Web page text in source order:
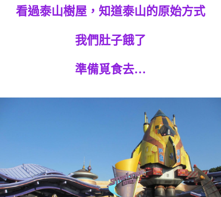
看過泰山樹屋，知道泰山的原始方式
我們肚子餓了
準備覓食去…